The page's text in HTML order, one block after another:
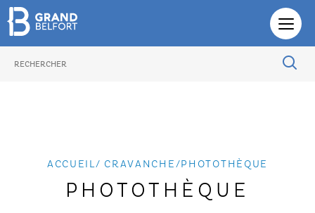
ACCUEIL/ CRAVANCHE/PHOTOTHÈQUE
PHOTOTHÈQUE